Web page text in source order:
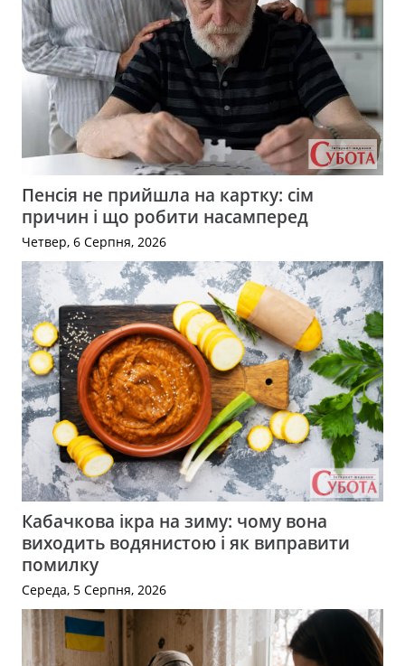
Пенсія не прийшла на картку: сім
причин і що робити насамперед
Четвер, 6 Серпня, 2026
Кабачкова ікра на зиму: чому вона
виходить водянистою і як виправити
помилку
Середа, 5 Серпня, 2026